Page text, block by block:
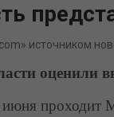
источником
оценили
проходит